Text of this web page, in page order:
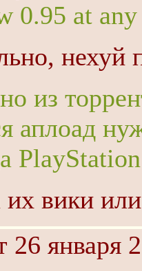
0.95 at
нехуй
из
аплоад
вики
26 января